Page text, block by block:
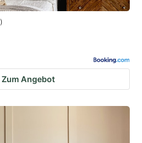
)
Zum Angebot